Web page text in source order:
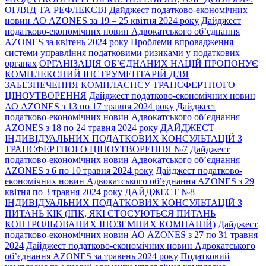
ОГЛЯД ТА РЕФЛЕКСІЯ Дайджест податково-економічних
новин АО AZONES за 19 – 25 квітня 2024 року Дайджест
податково-економічних новин Адвокатського об’єднання
AZONES за квітень 2024 року Проблеми впровадження
системи управління податковими ризиками у податкових
органах ОРГАНІЗАЦІЯ ОБ’ЄДНАНИХ НАЦІЙ ПРОПОНУЄ
КОМПЛЕКСНИЙ ІНСТРУМЕНТАРІЙ ДЛЯ
ЗАБЕЗПЕЧЕННЯ КОМПЛАЄНСУ ТРАНСФЕРТНОГО
ЦІНОУТВОРЕННЯ Дайджест податково-економічних новин
АО AZONES з 13 по 17 травня 2024 року Дайджест
податково-економічних новин Адвокатського об’єднання
AZONES з 18 по 24 травня 2024 року ДАЙДЖЕСТ
ІНДИВІДУАЛЬНИХ ПОДАТКОВИХ КОНСУЛЬТАЦІЙ З
ТРАНСФЕРТНОГО ЦІНОУТВОРЕННЯ №7 Дайджест
податково-економічних новин Адвокатського об’єднання
AZONES з 6 по 10 травня 2024 року Дайджест податково-
економічних новин Адвокатського об’єднання AZONES з 29
квітня по 3 травня 2024 року ДАЙДЖЕСТ №8
ІНДИВІДУАЛЬНИХ ПОДАТКОВИХ КОНСУЛЬТАЦІЙ З
ПИТАНЬ КІК (ІПК, ЯКІ СТОСУЮТЬСЯ ПИТАНЬ
КОНТРОЛЬОВАНИХ ІНОЗЕМНИХ КОМПАНІЙ) Дайджест
податково-економічних новин АО AZONES з 27 по 31 травня
2024 Дайджест податково-економічних новин Адвокатського
об’єднання AZONES за травень 2024 року Податковий